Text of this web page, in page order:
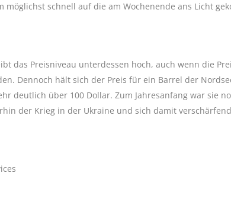
möglichst schnell auf die am Wochenende ans Licht
das Preisniveau unterdessen hoch, auch wenn die
Dennoch hält sich der Preis für ein Barrel der
deutlich über 100 Dollar. Zum Jahresanfang war sie
der Krieg in der Ukraine und sich damit